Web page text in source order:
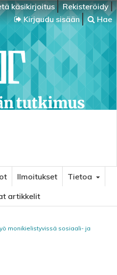
käsikirjoitus
Rekisteröidy
Kirjaudu sisään
Hae
Ilmoitukset
Tietoa
artikkelit
monikielistyvissä sosiaali- ja